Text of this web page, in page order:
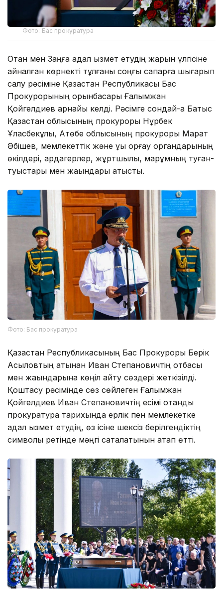
Фото: Бас прокуратура
Отан мен Заңға адал қызмет етудің жарқын үлгісіне
айналған көрнекті тұлғаны соңғы сапарға шығарып
салу рәсіміне Қазақстан Республикасы Бас
Прокурорының орынбасары Ғалымжан
Қойгелдиев арнайы келді. Рәсімге сондай-ақ Батыс
Қазақстан облысының прокуроры Нұрбек
Ұласбекұлы, Ақтөбе облысының прокуроры Марат
Әбішев, мемлекеттік және құқық қорғау органдарының
өкілдері, ардагерлер, жұртшылық, марқұмның туған-
туыстары мен жақындары қатысты.
Фото: Бас прокуратура
Қазақстан Республикасының Бас Прокуроры Берік
Асыловтың атынан Иван Степановичтің отбасы
мен жақындарына көңіл айту сөздері жеткізілді.
Қоштасу рәсімінде сөз сөйлеген Ғалымжан
Қойгелдиев Иван Степановичтің есімі отандық
прокуратура тарихында ерлік пен мемлекетке
адал қызмет етудің, өз ісіне шексіз берілгендіктің
символы ретінде мәңгі сақталатынын атап өтті.